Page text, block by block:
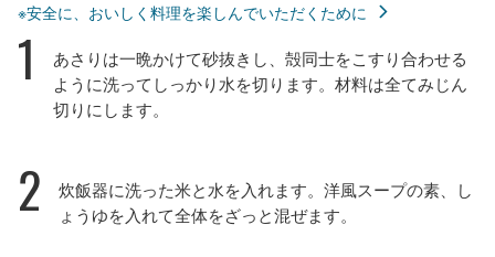
※安全に、おいしく料理を楽しんでいただくために
1
あさりは一晩かけて砂抜きし、殻同士をこすり合わせる
ように洗ってしっかり水を切ります。材料は全てみじん
切りにします。
2
炊飯器に洗った米と水を入れます。洋風スープの素、し
ょうゆを入れて全体をざっと混ぜます。